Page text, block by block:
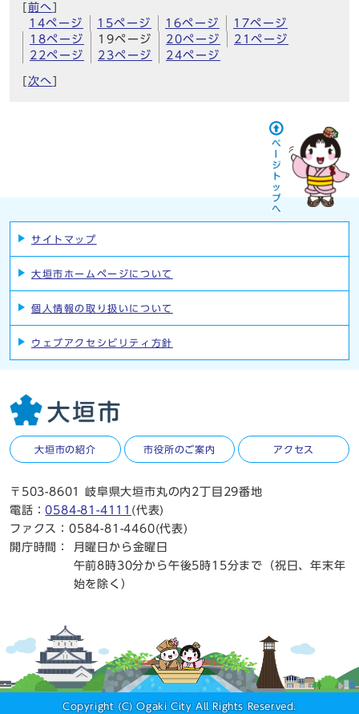
[前へ]
14ページ
15ページ 16ページ
17ページ
18ページ
19ページ 20ページ
21ページ
22ページ
23ページ 24ページ
[次へ]
サイトマップ
大垣市ホームページについて
個人情報の取り扱いについて
ウェブアクセシビリティ方針
大垣市の紹介 市役所のご案内 アクセス
〒503-8601 岐阜県大垣市丸の内2丁目29番地
電話：0584-81-4111 (代表)
ファクス：0584-81-4460(代表)
開庁時間：
月曜日から金曜日
午前8時30分から午後5時15分まで（祝日、年末年
始を除く）
Copyright (C) Ogaki City All Rights Reserved.